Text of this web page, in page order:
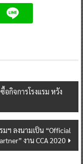
กิจการโรงแรม หวัง
ฯ ลงนามเป็น “Official
งาน CCA 2020